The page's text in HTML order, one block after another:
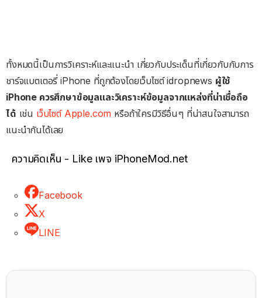
ทั้งหมดนี้เป็นการวิเคราะห์และแนะนำ เกี่ยวกับประเด็นที่เกี่ยวกับกับการ
ชาร์จแบตเตอรี่ iPhone ที่ถูกต้องโดยเว็บไซต์ idropnews ผู้ใช้
iPhone ควรศึกษาข้อมูลและวิเคราะห์ข้อมูลจากแหล่งที่น่าเชื่อถือ
ได้ เช่น เว็บไซต์ Apple.com หรือถ้าใครมีวิธีอื่นๆ ที่น่าสนใจสามารถ
แนะนำกันได้เลย
ความคิดเห็น - Like เพจ iPhoneMod.net
Facebook
X
LINE